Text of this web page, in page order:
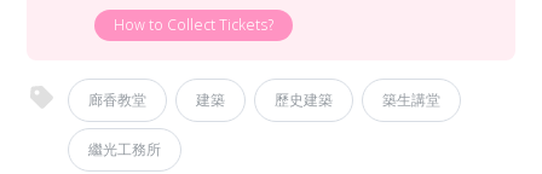
How to Collect Tickets?
廊香教堂 建築 歷史建築 築生講堂
繼光工務所